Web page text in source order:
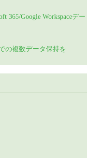
365/Google Workspaceデー
の複数データ保持を